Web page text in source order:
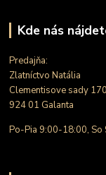
Kde nás
Predajňa:
Zlatníctvo Natália
Clementisove sady
924 01 Galanta
Po-Pia 9:00-18:00,